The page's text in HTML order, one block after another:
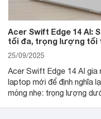
Acer Swift Edge 14 AI:
tối đa, trọng lượng tối
25/09/2025
Acer Swift Edge 14 AI gia
laptop mới để định nghĩa
mỏng nhẹ: trọng lượng